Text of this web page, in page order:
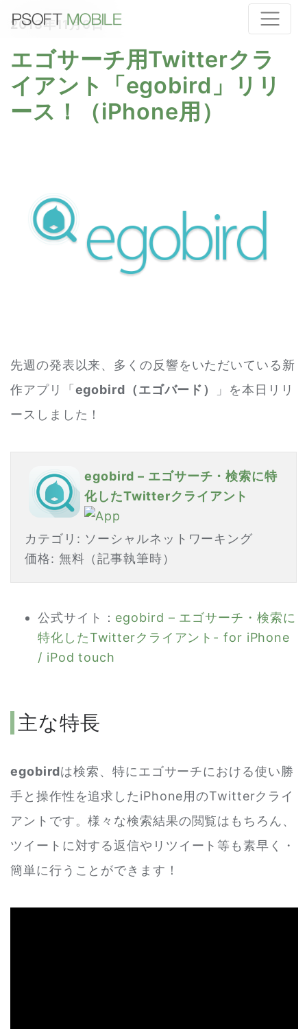
2013年11月6日
エゴサーチ用Twitterクラ
イアント「egobird」リリ
ース！（iPhone用）
先週の発表以来、多くの反響をいただいている新
作アプリ「egobird（エゴバード）
」を本日リリ
ースしました！
egobird – エゴサーチ・検索に特
化したTwitterクライアント
カテゴリ: ソーシャルネットワーキング
価格: 無料（記事執筆時）
公式サイト： egobird – エゴサーチ・検索に
特化したTwitterクライアント- for iPhone
/ iPod touch
主な特長
egobirdは検索、特にエゴサーチにおける使い勝
手と操作性を追求したiPhone用のTwitterクライ
アントです。様々な検索結果の閲覧はもちろん、
ツイートに対する返信やリツイート等も素早く・
簡単に行うことができます！